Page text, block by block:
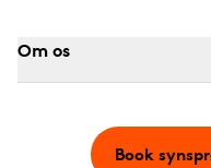
Om os
Book